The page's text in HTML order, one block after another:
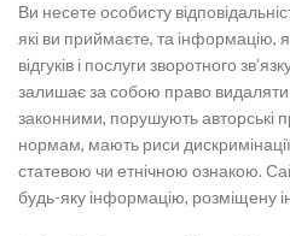
Ви несете особисту
які ви приймаєте, та інформацію,
відгуків і послуги зворотного
залишає за собою право видаляти
законними, порушують авторські
нормам, мають риси
статевою чи етнічною ознакою.
будь-яку інформацію, розміщену